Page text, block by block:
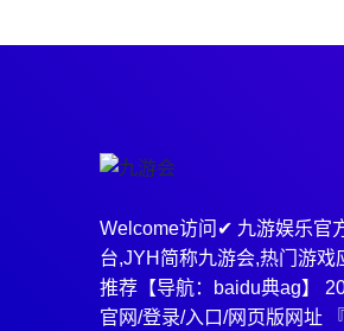
Welcome访问✔ 九游娱乐官
台,JYH简称九游会,热门游戏
推荐【导航：baidu典ag】
官网/登录/入口/网页版网址